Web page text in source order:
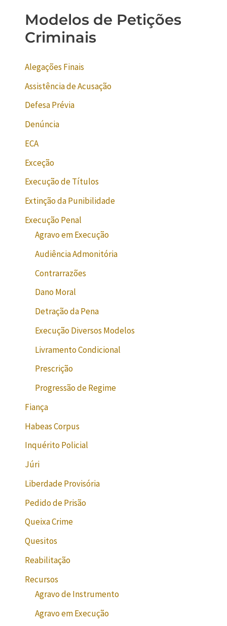
Modelos de Petições
Criminais
Alegações Finais
Assistência de Acusação
Defesa Prévia
Denúncia
ECA
Exceção
Execução de Títulos
Extinção da Punibilidade
Execução Penal
Agravo em Execução
Audiência Admonitória
Contrarrazões
Dano Moral
Detração da Pena
Execução Diversos Modelos
Livramento Condicional
Prescrição
Progressão de Regime
Fiança
Habeas Corpus
Inquérito Policial
Júri
Liberdade Provisória
Pedido de Prisão
Queixa Crime
Quesitos
Reabilitação
Recursos
Agravo de Instrumento
Agravo em Execução